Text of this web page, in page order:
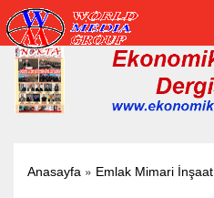
Anasayfa » Emlak Mimari İnşaat